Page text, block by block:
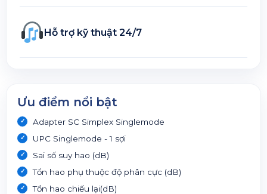
Hỗ trợ kỹ thuật 24/7
Ưu điểm nổi bật
Adapter SC Simplex Singlemode
UPC Singlemode - 1 sợi
Sai số suy hao (dB)
Tổn hao phụ thuộc độ phân cực (dB)
Tổn hao chiếu lại(dB)